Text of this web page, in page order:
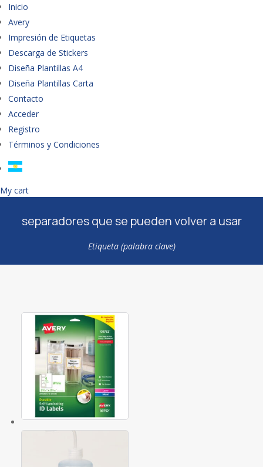
Inicio
Avery
Impresión de Etiquetas
Descarga de Stickers
Diseña Plantillas A4
Diseña Plantillas Carta
Contacto
Acceder
Registro
Términos y Condiciones
My cart
separadores que se pueden volver a usar
Etiqueta (palabra clave)